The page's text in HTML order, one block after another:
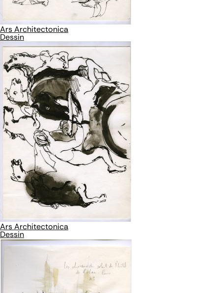
Ars Architectonica
Dessin
Ars Architectonica
Dessin